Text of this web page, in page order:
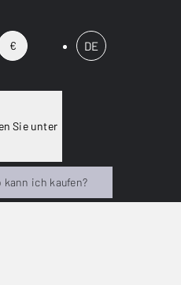
€ DE
Sie unter
kann ich kaufen?